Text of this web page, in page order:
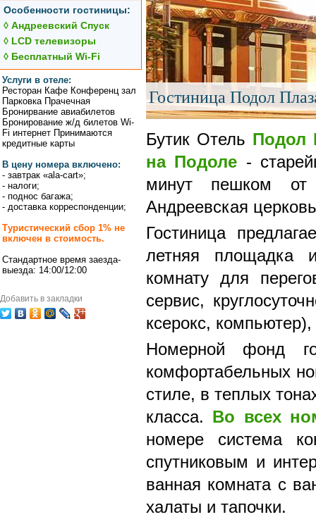
Особенности гостиницы:
◊ Андреевский Спуск
◊ LCD телевизоры
◊ Бесплатный Wi-Fi
Услуги в отеле:
Ресторан Кафе Конференц зал
Парковка Прачечная
Бронирвание авиабилетов
Бронирование ж/д билетов Wi-
Fi интернет Принимаются
кредитные карты
В цену номера включено:
- завтрак «ala-cart»;
- налоги;
- поднос багажа;
- доставка корреспонденции;
Туристический сбор 1% не
включен в стоимость.
Стандартное время заезда-
выезда: 14:00/12:00
Добавить в закладки
Гостиница Подол
Бутик Отель Подол
на Подоле -
минут пешком от
Андреевская
Гостиница
летняя
комнату для
сервис,
ксерокс,
Номерной фонд
комфортабельных
стиле, в теплых
класса. Во всех
номере система
спутниковым и
ванная комната с
халаты и тапочки.